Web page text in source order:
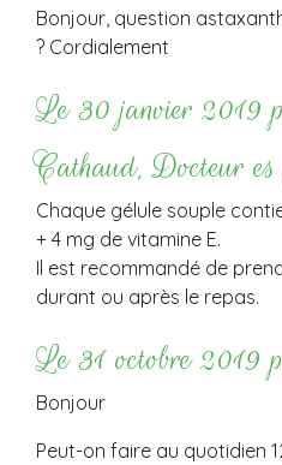
Bonjour, question
? Cordialement
Le 30 janvier
Cathaud, Docteur es
Chaque gélule souple
+ 4 mg de vitamine E.
Il est recommandé de
durant ou après le repas.
Le 31 octobre
Bonjour
Peut-on faire au quotidien